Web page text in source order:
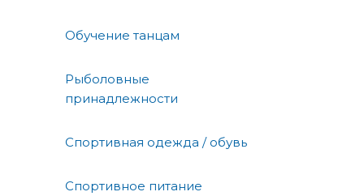
Обучение танцам
Рыболовные
принадлежности
Спортивная одежда / обувь
Спортивное питание